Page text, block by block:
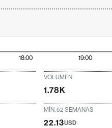
18:00 19:00
VOLUMEN
1.78K
MÍN. 52 SEMANAS
22.13USD